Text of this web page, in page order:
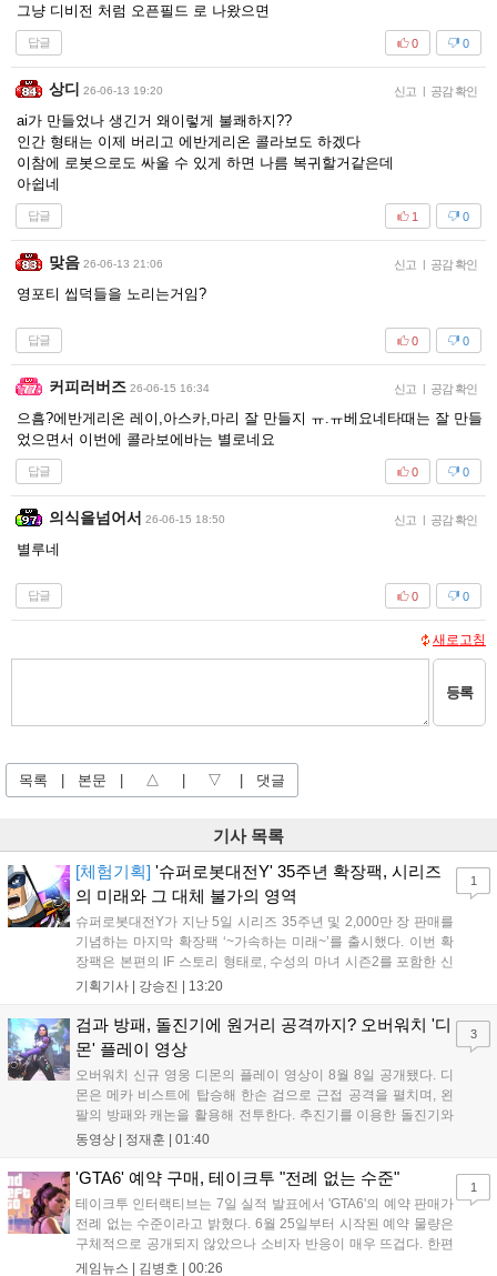
그냥 디비전 처럼 오픈필드 로 나왔으면
답글 0
0
상디 26-06-13 19:20 신고 | 공감 확인
ai가 만들었나 생긴거 왜이렇게 불쾌하지??
인간 형태는 이제 버리고 에반게리온 콜라보도 하겠다
이참에 로봇으로도 싸울 수 있게 하면 나름 복귀할거같은데
아쉽네
답글 0
1
맞음 26-06-13 21:06 신고 | 공감 확인
영포티 씹덕들을 노리는거임?
답글 0
0
커피러버즈 26-06-15 16:34 신고 | 공감 확인
으흠?에반게리온 레이,아스카,마리 잘 만들지 ㅠ.ㅠ베요네타때는 잘 만들
었으면서 이번에 콜라보에바는 별로네요
답글 0
0
의식을넘어서 26-06-15 18:50 신고 | 공감 확인
별루네
답글 0
0
새로고침
등록
목록 본문 △ ▽ 댓글
기사 목록
[체험기획] '슈퍼로봇대전Y' 35주년 확장팩, 시리즈
의 미래와 그 대체 불가의 영역
슈퍼로봇대전Y가 지난 5일 시리즈 35주년 및 2,000만 장 판매를
기념하는 마지막 확장팩 ‘~가속하는 미래~’를 출시했다. 이번 확
장팩은 본편의 IF 스토리 형태로, 수성의 마녀 시즌2를 포함한 신
규 참전작과 크로스오버 합체기를 선보이며 작품을 완결 짓는다.
하는 몰입감 있는 서사와 조합을 구현하며 시리즈의 미래를 향한
새로운 가능성을 제시했다....
기획기사 | 강승진 13:20
1
검과 방패, 돌진기에 원거리 공격까지? 오버워치 '디
몬' 플레이 영상
오버워치 신규 영웅 디몬의 플레이 영상이 8월 8일 공개됐다. 디
몬은 메카 비스트에 탑승해 한손 검으로 근접 공격을 펼치며, 왼
팔의 방패와 캐논을 활용해 전투한다. 추진기를 이용한 돌진기와
참격 형태의 궁극기를 보유했고, 메카 파괴 시 맨몸으로 기관총을
산의 영웅들 업데이트를 통해 정식 출시될 예정이다....
동영상 | 정재훈 01:40
3
'GTA6' 예약 구매, 테이크투 "전례 없는 수준"
테이크투 인터랙티브는 7일 실적 발표에서 'GTA6'의 예약 판매가
전례 없는 수준이라고 밝혔다. 6월 25일부터 시작된 예약 물량은
구체적으로 공개되지 않았으나 소비자 반응이 매우 뜨겁다. 한편
11월 19일 PS5와 Xbox 시리즈 X|S로 정식 출시될 예정이며, 록
게임뉴스 | 김병호 00:26
1